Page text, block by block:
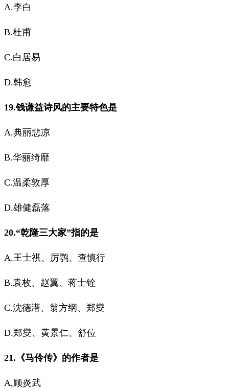
A.李白
B.杜甫
C.白居易
D.韩愈
19.钱谦益诗风的主要特色是
A.典丽悲凉
B.华丽绮靡
C.温柔敦厚
D.雄健磊落
20.“乾隆三大家”指的是
A.王士祺、厉鹗、查慎行
B.袁枚、赵翼、蒋士铨
C.沈德潜、翁方纲、郑燮
D.郑燮、黄景仁、舒位
21.《马伶传》的作者是
A,顾炎武